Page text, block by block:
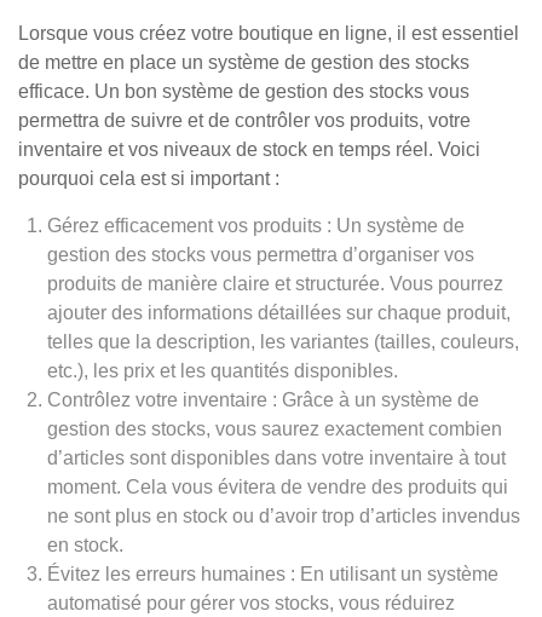
Lorsque vous créez votre boutique en ligne, il est essentiel
de mettre en place un système de gestion des stocks
efficace. Un bon système de gestion des stocks vous
permettra de suivre et de contrôler vos produits, votre
inventaire et vos niveaux de stock en temps réel. Voici
pourquoi cela est si important :
Gérez efficacement vos produits : Un système de
gestion des stocks vous permettra d’organiser vos
produits de manière claire et structurée. Vous pourrez
ajouter des informations détaillées sur chaque produit,
telles que la description, les variantes (tailles, couleurs,
etc.), les prix et les quantités disponibles.
Contrôlez votre inventaire : Grâce à un système de
gestion des stocks, vous saurez exactement combien
d’articles sont disponibles dans votre inventaire à tout
moment. Cela vous évitera de vendre des produits qui
ne sont plus en stock ou d’avoir trop d’articles invendus
en stock.
Évitez les erreurs humaines : En utilisant un système
automatisé pour gérer vos stocks, vous réduirez